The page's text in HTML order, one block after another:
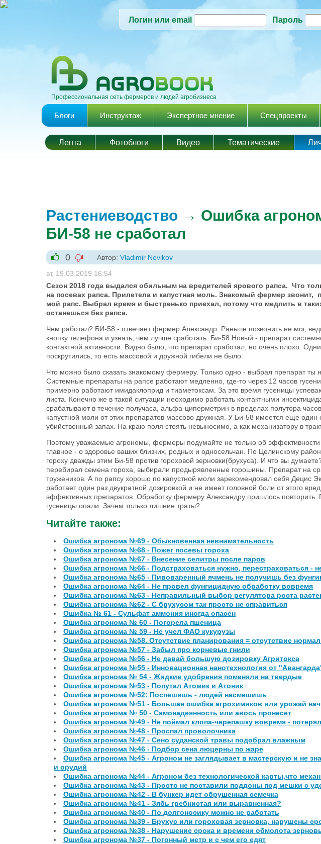
Логин или email Пароль
Профессиональная сеть фермеров и людей агробизнеса
Главное меню
Блоги Инструктаж Экспертное мнение Спецпроекты
Лента Фотоблоги Видео Тематические
Растениеводство → Ошибка
БИ-58 не сработал
+1
0
-1
Автор: Vladimir Novikov
вт, 19.03.2019 16:54
Сезон 2018 года выдался обильным на вредителей ярового рапса. Что
на посевах рапса. Прилетела и капустная моль. Знакомый фермер звонит,
мой рапс. Выбрал время и быстренько приехал, потому что медлить в
останешься без рапса.
Чем работал? БИ-58 - отвечает фермер Александр. Раньше позвонить не мог,
кнопку телефона и узнать, чем лучше сработать. Би-58 Новый - препарат
контактной активности. Видно было, что препарат сработал, но очень плохо.
поскрутились, то есть массовой и дружной гибели не было.
Что можно было сказать знакомому фермеру. Только одно - выбрал препарат ты
Системные препараты на рапсе работают медленно, где-то через 12 часов
примерно работают имидаклоприд и тиаметоксам. За это время гусеницы
листа. Конечно же в такой ситуации неоходимо работать контактными
срабатывают в течение получаса, альфа-циперметрин в пределах полутора
капустной моли от этих препаратов массово дружная. У Би-58 имеется еще один
убийственный запах. На краю поля стоять невыносимо, а как механизатору в
Поэтому уважаемые агрономы, фермеры подумайте не только об
главное - о здоровье ваших близких, родных и односельчан. По Целинскому
гороху дважды этим Би-58 против гороховой зерновки(брухуса). И что вы
перебирал семена гороха, выбирали продырявленные горошины. Препарат на
тружеников. А по рапсу хорошо по капустной моли зарекомендовал себя Децис
работает один раз двукратной дозировкой и не имеет головной боли от этого
эффективных препаратов. Обработку фермеру Александру пришлось
гусеницы опали. Зачем только лишние траты?
Читайте также:
Ошибка агронома №69 - Обыкновенная невнимательность
Ошибка агронома №68 - Пожег посевы гороха
Ошибка агронома №67 - Внесение селитры после паров
Ошибка агронома №66 - Подстраховаться нужно, перестраховаться -
Ошибка агронома №65 - Пивоваренный ячмень не получишь без
Ошибка агронома №64 - Не провел фунгицидную обработку вовремя
Ошибка агронома №63 - Неправильный выбор регулятора роста
Ошибка агронома №62 - С брухусом так просто не справиться
Ошибка № 61 - Сульфат аммония иногда опасен
Ошибка агронома № 60 - Погорела пшеница
Ошибка агронома № 59 - Не учел ФАО кукурузы
Ошибка агронома №58. Отсутствие планирования = отсутствие
Ошибка агронома №57 - Забыл про корневые гнили
Ошибка агронома №56 - Не давай большую дозировку Агритокса
Ошибка агронома №55 - Инновационная нанотехнология от
Ошибка агронома № 54 - Жидкие удобрения поменяли на твердые
Ошибка агронома №53 - Попутал Атомик и Атоник
Ошибка агронома №52: Поспешишь - людей насмешишь
Ошибка агронома №51 - Большая ошибка агрохимиков или урожай
Ошибка агронома № 50 - Самонадеянность или авось пронесет
Ошибка агронома №49 - Не поймал клопа-черепашку вовремя - потерял
Ошибка агронома №48 - Проспал проволочника
Ошибка агронома №47 - Сено суданской травы подобрал влажным
Ошибка агронома №46 - Подбор сена люцерны по жаре
Ошибка агронома №45 - Агроном не заглядывает в мастерскую и не
и орудий
Ошибка агронома №44 - Агроном без технологической карты,что
Ошибка агронома №43 - Просто не поставили поддоны под мешки с
Ошибка агронома №42 - В бункер идет обрушенная семечка
Ошибка агронома №41 - Зябь гребнистая или выравненная?
Ошибка агронома №40 - По долгоносику можно не работать
Ошибка агронома №39 - Брухус или гороховая зерновка, нарушены
Ошибка агронома №38 - Нарушение срока и времени обмолота
Ошибка агронома №37 - Погонный метр и с чем его едят